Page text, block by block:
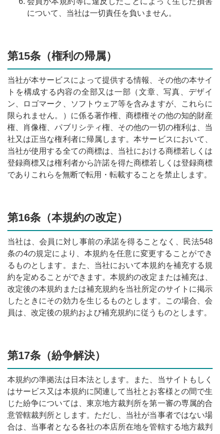
について、当社は一切責任を負いません。
第15条（権利の帰属）
当社が本サービスによって提供する情報、その他の本サイ
トを構成する内容の全部又は一部（文章、写真、デザイ
ン、ロゴマーク、ソフトウェア等を含みますが、これらに
限られません。）に係る著作権、商標権その他の知的財産
権、肖像権、パブリシティ権、その他の一切の権利は、当
社又は正当な権利者に帰属します。本サービスにおいて、
当社が使用する全ての商標は、当社における商標若しくは
登録商標又は権利者から許諾を得た商標若しくは登録商標
でありこれらを無断で転用・転載することを禁止します。
第16条（本規約の改定）
当社は、会員に対し事前の承諾を得ることなく、民法548
条の4の規定により、本規約を任意に変更することができ
るものとします。また、当社において本規約を補充する規
約を定めることができます。本規約の改定または補充は、
改定後の本規約または補充規約を当社所定のサイトに掲示
したときにその効力を生じるものとします。この場合、会
員は、改定後の規約および補充規約に従うものとします。
第17条（紛争解決）
本規約の準拠法は日本法とします。また、当サイトもしく
はサービス又は本規約に関連して当社とお客様との間で生
じた紛争については、東京地方裁判所を第一審の専属的合
意管轄裁判所とします。ただし、当社が当事者ではない場
合は、当事者となる各社の本店所在地を管轄する地方裁判